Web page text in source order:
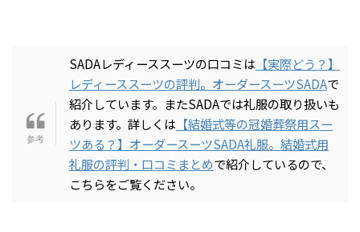
SADAレディーススーツの口コミは 【実際どう？】
レディーススーツの評判。オーダースーツSADAで
紹介しています。またSADAでは礼服の取り扱いも
あります。詳しくは 【結婚式等の冠婚葬祭用スー
ツある？】オーダースーツSADA礼服。結婚式用
礼服の評判・口コミまとめで紹介しているので、
こちらをご覧ください。